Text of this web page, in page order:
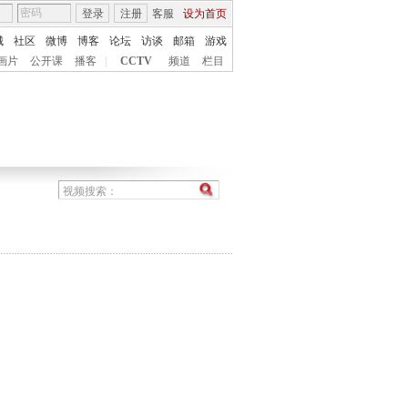
客服 设为首页
登录 注册
社区 微博 博客 论坛 访谈 邮箱
游戏
片 公开课 播客 CCTV 频道 栏目